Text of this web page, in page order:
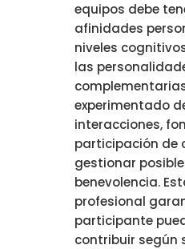
equipos debe
afinidades
niveles
las
experimentado
interacciones,
participación de
gestionar
benevolencia.
profesional
participante
contribuir según